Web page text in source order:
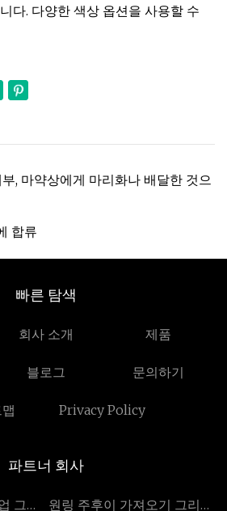
다. 다양한 색상 옵션을 사용할 수
, 마약상에게 마리화나 배달한 것으
합류
빠른 탐색
회사 소개 제품
블로그 문의하기
Privacy Policy
파트너 회사
그룹 원링 주후이 가져오기 그리고